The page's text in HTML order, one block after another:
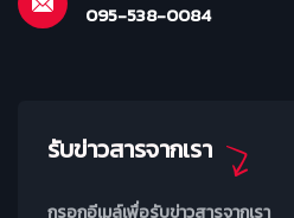
095-538-0084
รับข่าวสารจากเรา